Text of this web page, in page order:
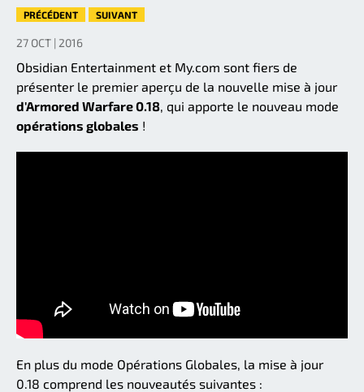
PRÉCÉDENT SUIVANT
27 OCT | 2016
Obsidian Entertainment et My.com sont fiers de
présenter le premier aperçu de la nouvelle mise à jour
d'Armored Warfare 0.18, qui apporte le nouveau mode
opérations globales !
En plus du mode Opérations Globales, la mise à jour
0.18 comprend les nouveautés suivantes :